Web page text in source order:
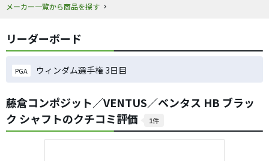
メーカー一覧から商品を探す
リーダーボード
PGA ウィンダム選手権 3日目
藤倉コンポジット／VENTUS／ベンタス HB ブラッ
ク シャフトのクチコミ評価
1件